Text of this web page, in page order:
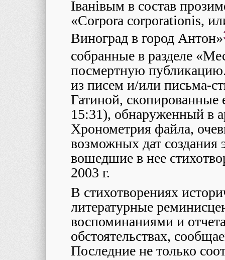
Iванiвым в состав
«Corpora corporationis,
Виноград в город Антон»
собранные в разделе
посмертную
из писем и/или письма-
Гатиной,
15:31), обнаруженный в
Хронометрия файла,
возможных дат создания
вошедшие в нее
2003 г.
В стихотворениях
литературные
воспоминаниями и
обстоятельствах,
Последние не только